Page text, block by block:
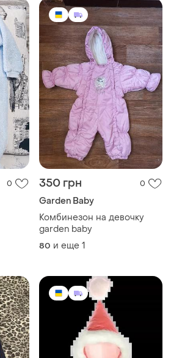
0 350 грн 0
Garden Baby
Комбинезон на девочку
garden baby
80 и еще 1